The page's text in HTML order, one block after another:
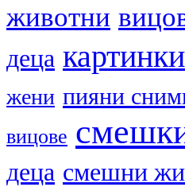
животни
деца картинки
жени пияни
вицове
деца смешни